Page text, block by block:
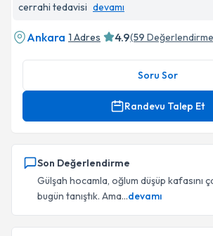
cerrahi tedavisi devamı
Ankara 1 Adres 4.9(59
Soru Sor
Randevu Talep Et
Son Değerlendirme
Gülşah hocamla, oğlum düşüp kafasını
bugün tanıştık. Ama...devamı